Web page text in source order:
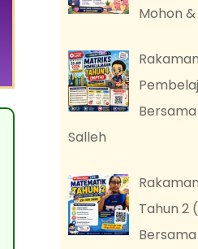
Mohon
Salleh
Tahun 2